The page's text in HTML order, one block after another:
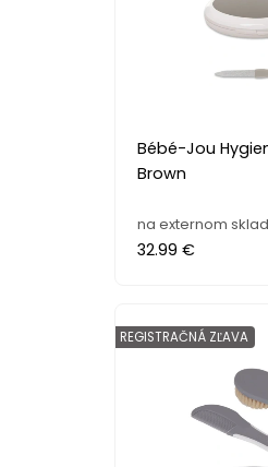
Bébé-Jou
Brown
na externom
32.99 €
REGISTRAČNÁ ZĽAVA